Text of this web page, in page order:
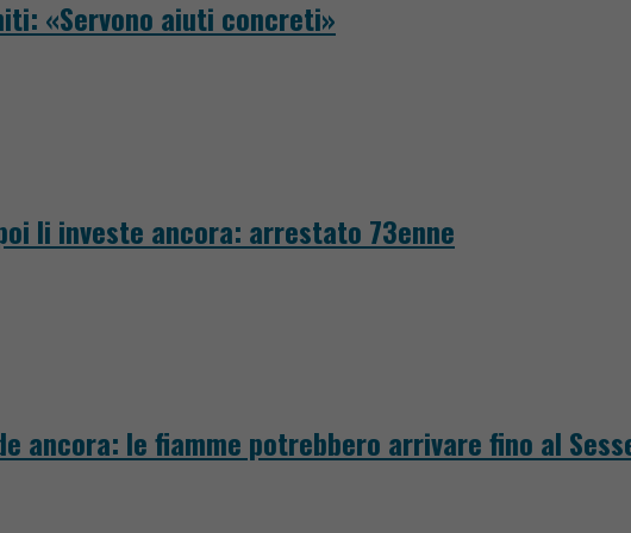
«Servono aiuti concreti»
li investe ancora: arrestato 73enne
ancora: le fiamme potrebbero arrivare fino al